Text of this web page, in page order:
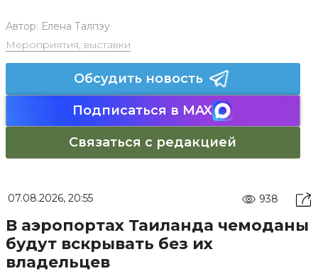
Автор: Елена Талпэу
Мероприятия, выставки
Обсудить новость
Подписаться в MAX
Связаться с редакцией
07.08.2026, 20:55 938
В аэропортах Таиланда чемоданы
будут вскрывать без их
владельцев